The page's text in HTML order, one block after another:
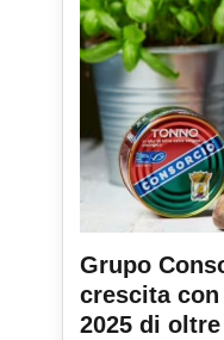
Grupo
crescita
2025 di